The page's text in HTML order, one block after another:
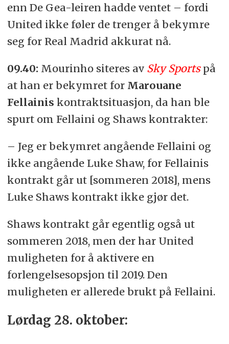
enn De Gea-leiren hadde ventet – fordi
United ikke føler de trenger å bekymre
seg for Real Madrid akkurat nå.
09.40: Mourinho siteres av Sky Sportspå
at han er bekymret for Marouane
Fellainis kontraktsituasjon, da han ble
spurt om Fellaini og Shaws kontrakter:
– Jeg er bekymret angående Fellaini og
ikke angående Luke Shaw, for Fellainis
kontrakt går ut [sommeren 2018], mens
Luke Shaws kontrakt ikke gjør det.
Shaws kontrakt går egentlig også ut
sommeren 2018, men der har United
muligheten for å aktivere en
forlengelsesopsjon til 2019. Den
muligheten er allerede brukt på Fellaini.
Lørdag 28. oktober: